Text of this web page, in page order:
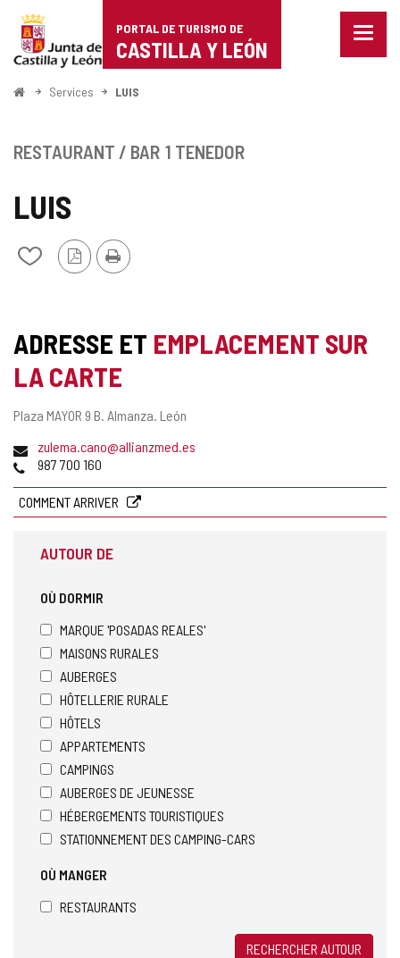
Portal
de
Turismo
Castilla
León
PORTAL DE TURISMO DE
CASTILLA Y LEÓN
Menu
<
Services LUIS
LUIS
Ajouter/retirer
Version
PDF
Imprimer
RESTAURANT / BAR 1 TENEDOR
ADRESSE ET EMPLACEMENT SUR
LA CARTE
Adresse
Plaza MAYOR 9 B. Almanza. León
Adresse
de
électronique
zulema.cano@allianzmed.es
Téléphones
987 700 160
COMMENT ARRIVER
AUTOUR DE
OÙ DORMIR
MARQUE 'POSADAS REALES'
MAISONS RURALES
AUBERGES
HÔTELLERIE RURALE
HÔTELS
APPARTEMENTS
CAMPINGS
AUBERGES DE JEUNESSE
HÉBERGEMENTS TOURISTIQUES
STATIONNEMENT DES CAMPING-CARS
OÙ MANGER
RESTAURANTS
RECHERCHER AUTOUR